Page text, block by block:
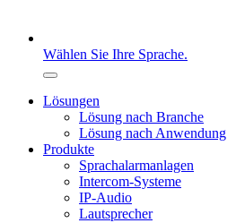
Wählen Sie Ihre Sprache.
Lösungen
Lösung nach Branche
Lösung nach Anwendung
Produkte
Sprachalarmanlagen
Intercom-Systeme
IP-Audio
Lautsprecher